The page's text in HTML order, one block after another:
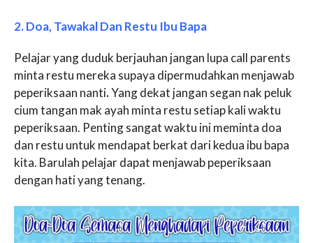
2. Doa, Tawakal Dan Restu Ibu Bapa
Pelajar yang duduk berjauhan jangan lupa call parents
minta restu mereka supaya dipermudahkan menjawab
peperiksaan nanti.Yang dekat jangan segan nak peluk
cium tangan mak ayah minta restu setiap kali waktu
peperiksaan. Penting sangat waktu ini meminta doa
dan restu untuk mendapat berkat dari kedua ibu bapa
kita. Barulah pelajar dapat menjawab peperiksaan
dengan hati yang tenang.